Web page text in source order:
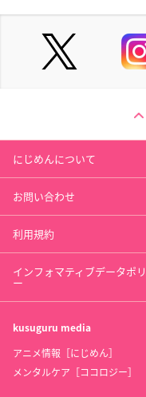
にじめんについて
お問い合わせ
利用規約
インフォマティブデータポ
ー
kusuguru media
アニメ情報［にじめん］
メンタルケア［ココロジー］